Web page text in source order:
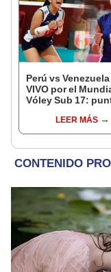
Perú vs Venezuela
VIVO por el
Vóley Sub 17:
LEER MÁS